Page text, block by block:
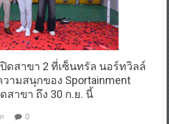
ปิดสาขา 2 ที่เซ็นทรัล นอร์ทวิลล์
ามสนุกของ Sportainment
สาขา ถึง 30 ก.ย. นี้
0